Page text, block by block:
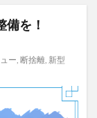
を！
ー, 断捨離, 新型